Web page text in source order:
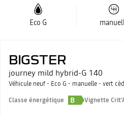
Eco G
BIGSTER
journey mild hybrid-G 140
Véhicule neuf - Eco G - manuelle - vert
Classe énergétique
B Vignette